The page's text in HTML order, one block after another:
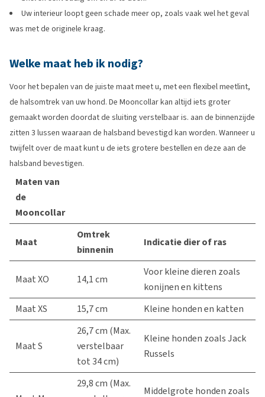
Uw interieur loopt geen schade meer op, zoals vaak wel het geval
was met de originele kraag.
Welke maat heb ik nodig?
Voor het bepalen van de juiste maat meet u, met een flexibel meetlint,
de halsomtrek van uw hond. De Mooncollar kan altijd iets groter
gemaakt worden doordat de sluiting verstelbaar is. aan de binnenzijde
zitten 3 lussen waaraan de halsband bevestigd kan worden. Wanneer u
twijfelt over de maat kunt u de iets grotere bestellen en deze aan de
halsband bevestigen.
Maten van
de
Mooncollar
Maat
Omtrek
binnenin
Indicatie dier of ras
Maat XO 14,1 cm
Voor kleine dieren zoals
konijnen en kittens
Maat XS
15,7 cm Kleine honden en katten
Maat S
26,7 cm (Max.
verstelbaar
tot 34 cm)
Kleine honden zoals Jack
Russels
29,8 cm (Max.
Middelgrote honden zoals